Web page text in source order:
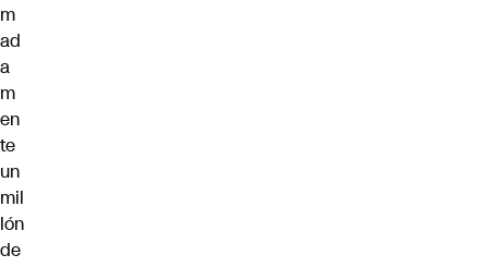
m
ad
a
m
en
te
un
mil
lón
de